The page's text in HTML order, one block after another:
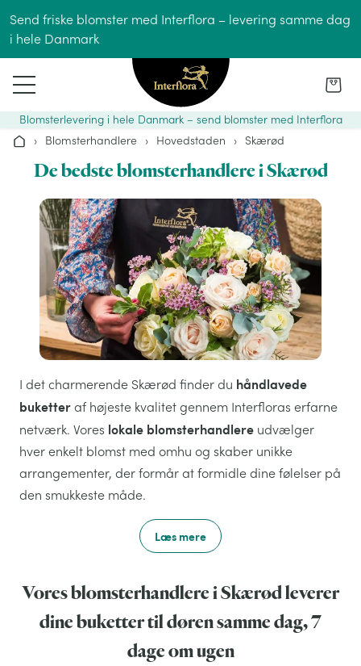
Send friske blomster med Interflora – levering samme dag
i hele Danmark
Blomsterlevering i hele Danmark – send blomster med Interflora
Hjem› Blomsterhandlere › Hovedstaden › Skærød
De bedste blomsterhandlere i Skærød
I det charmerende Skærød finder du håndlavede
buketter af højeste kvalitet gennem Interfloras erfarne
netværk. Vores lokale blomsterhandlere udvælger
hver enkelt blomst med omhu og skaber unikke
arrangementer, der formår at formidle dine følelser på
den smukkeste måde.
Læs mere
Vores blomsterhandlere i Skærød leverer
dine buketter til døren samme dag, 7
dage om ugen